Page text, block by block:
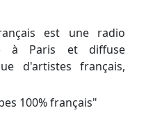
est une radio
à Paris et diffuse
d'artistes français,
100% français"